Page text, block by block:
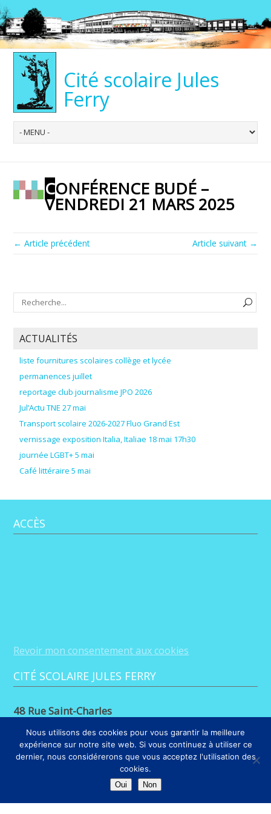
Cité scolaire Jules
Ferry
CONFÉRENCE BUDÉ –
VENDREDI 21 MARS 2025
← Article précédent Article suivant →
ACTUALITÉS
liste fournitures scolaires collège et lycée
permanences juillet
reportage club journalisme JPO 2026
Jul’Actu TNE 27 mai
Transport scolaire 2026-2027 Fluo Grand Est
vernissage exposition Italia, Italiae 18 mai 17h30
journée LGBT+ 5 mai
Café littéraire 5 mai
ACCÈS
Revoir mon consentement aux cookies
CITÉ SCOLAIRE JULES FERRY
48 Rue Saint-Charles
03 29 56 26 68
Nous utilisons des cookies pour vous garantir la meilleure
expérience sur notre site web. Si vous continuez à utiliser ce
dernier, nous considérerons que vous acceptez l'utilisation des
cookies.
Oui Non